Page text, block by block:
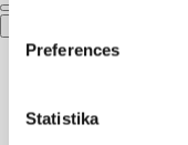
Preferences
Statistika